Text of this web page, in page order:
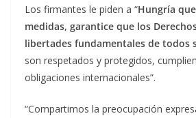
Los firmantes le piden a “Hungría
medidas, garantice que los
libertades fundamentales de todos
son respetados y protegidos,
obligaciones internacionales”.
“Compartimos la preocupación